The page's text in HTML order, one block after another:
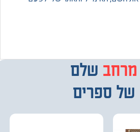
שלם
ספרים